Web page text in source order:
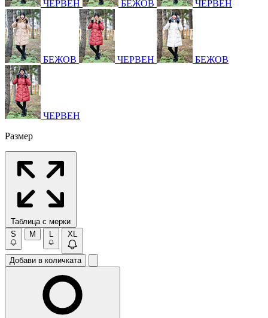
ЧЕРВЕН БЕЖОВ ЧЕРВЕН
БЕЖОВ ЧЕРВЕН БЕЖОВ
ЧЕРВЕН
Размер
Таблица с мерки
S
M L XL
Добави в количката